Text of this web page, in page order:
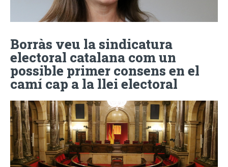
Borràs veu la sindicatura
electoral catalana com un
possible primer consens en el
camí cap a la llei electoral